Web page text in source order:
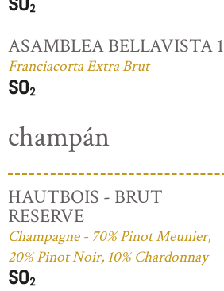
ASAMBLEA BELLAVISTA 1
Franciacorta Extra Brut
champán
HAUTBOIS - BRUT
RESERVE
Champagne - 70% Pinot Meunier,
20% Pinot Noir, 10% Chardonnay